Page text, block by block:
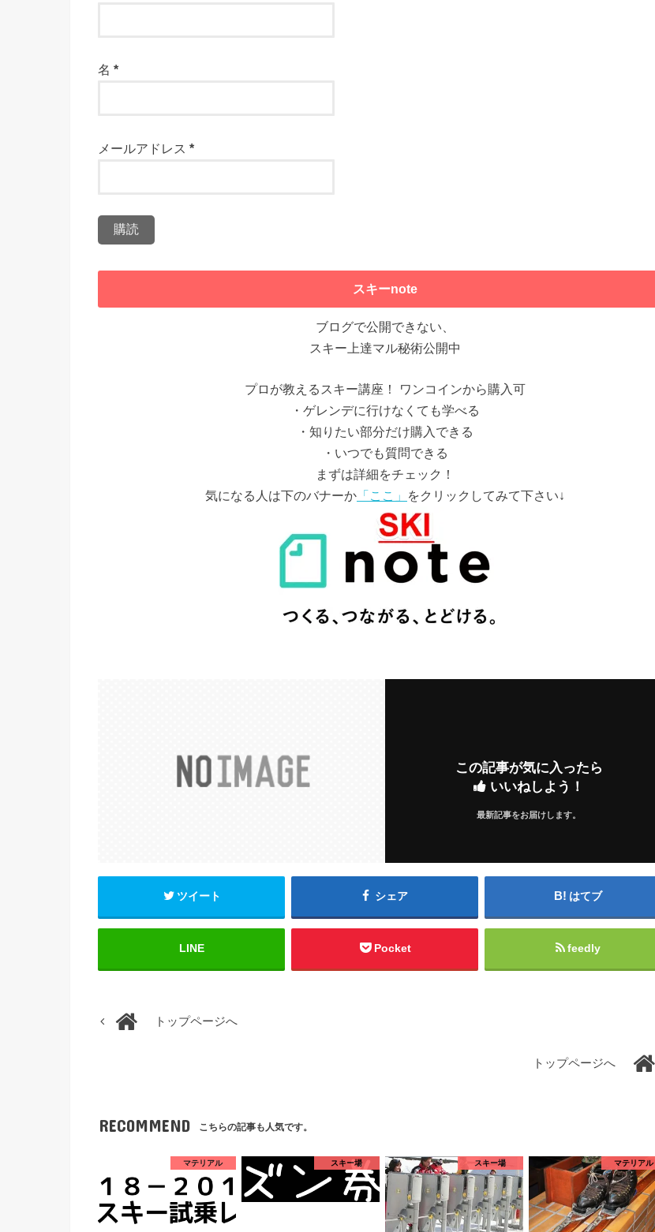
名 *
メールアドレス *
スキーnote
ブログで公開できない、
スキー上達マル秘術公開中
プロが教えるスキー講座！ ワンコインから購入可
・ゲレンデに行けなくても学べる
・知りたい部分だけ購入できる
・いつでも質問できる
まずは詳細をチェック！
気になる人は下のバナーか 「ここ」 をクリックしてみて下さい↓
この記事が気に入ったら
いいねしよう！
最新記事をお届けします。
ツイート シェア はてブ
LINE Pocket feedly
トップページへ
トップページへ
RECOMMEND こちらの記事も人気です。
マテリアル スキー場 スキー場 マテリアル